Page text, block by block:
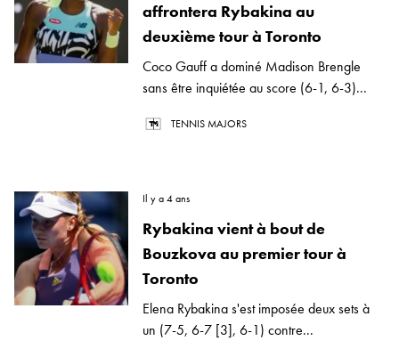
affrontera Rybakina au
deuxième tour à Toronto
Coco Gauff a dominé Madison Brengle
sans être inquiétée au score (6-1, 6-3)...
TENNIS MAJORS
Il y a 4 ans
Rybakina vient à bout de
Bouzkova au premier tour à
Toronto
Elena Rybakina s'est imposée deux sets à
un (7-5, 6-7 [3], 6-1) contre...